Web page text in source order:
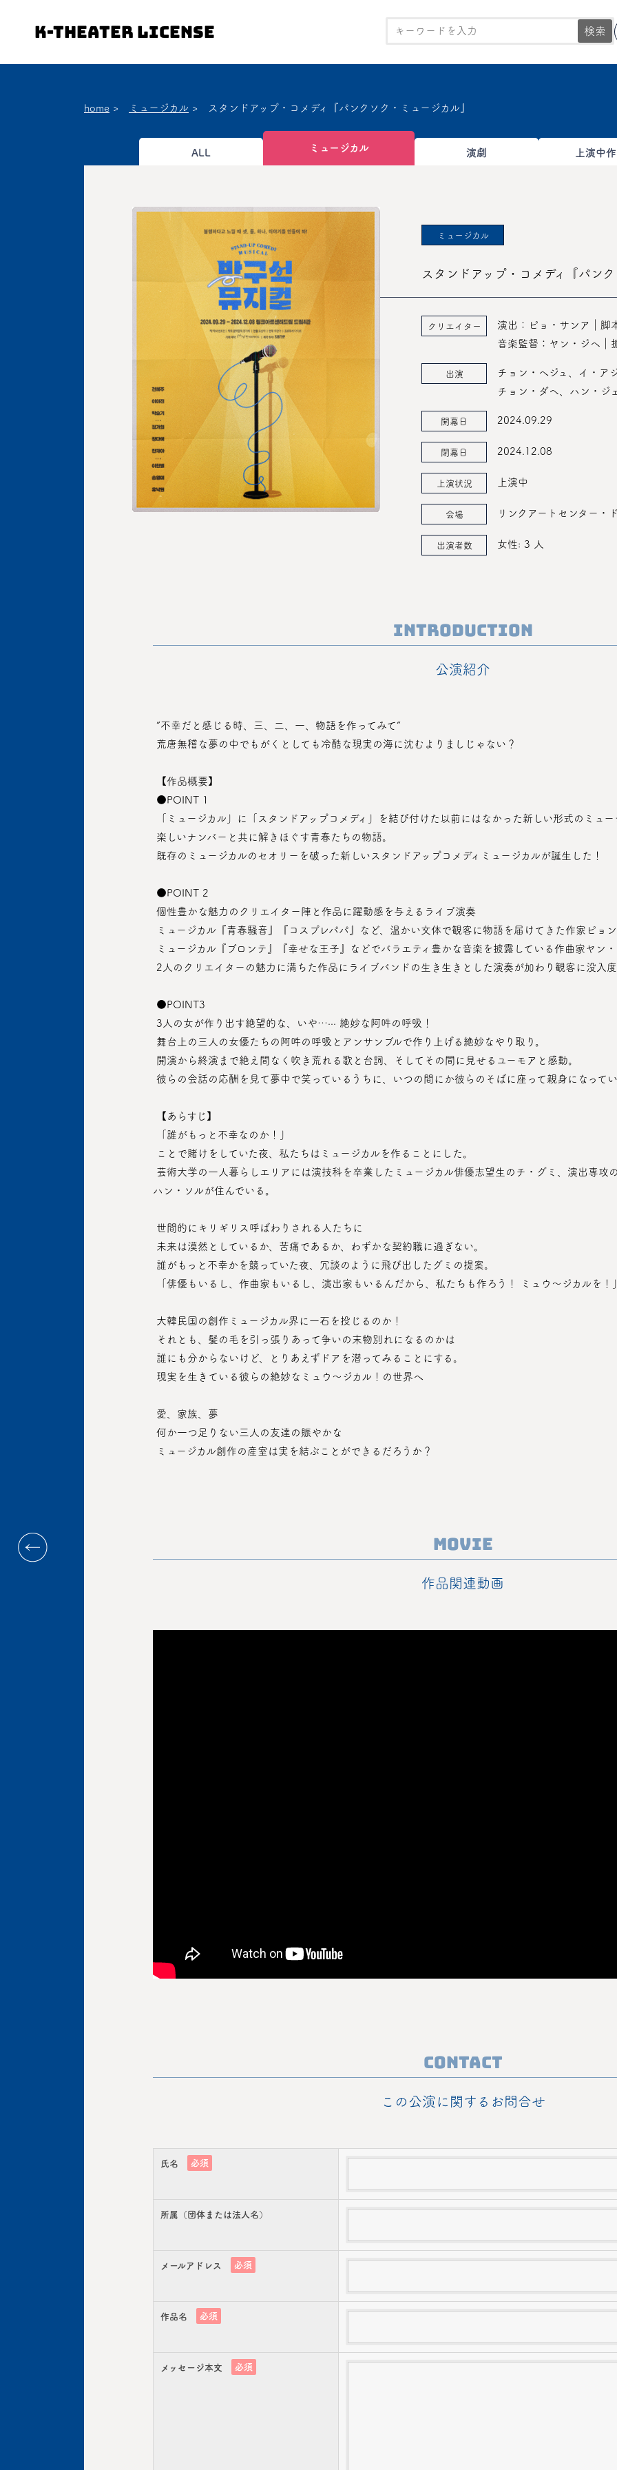
K-Theater License 検索
home > ミュージカル > スタンドアップ・コメディ『パンクソク・ミュージカル』
ALL ミュージカル 演劇 上演中
ミュージカル
スタンドアップ・コメディ『パン
クリエイター
演出：ピョ・サンア｜脚
音楽監督：ヤン・ジヘ｜
出演
チョン・へジュ、イ・ア
チョン・ダヘ、ハン・ジ
開幕日 2024.09.29
閉幕日 2024.12.08
上演状況 上演中
会場 リンクアートセンター・
出演者数 女性: 3 人
Introduction
公演紹介
”不幸だと感じる時、三、二、一、物語を作ってみて”
荒唐無稽な夢の中でもがくとしても冷酷な現実の海に沈むよりましじゃない？
【作品概要】
●POINT 1
「ミュージカル」に「スタンドアップコメディ」を結び付けた以前にはなかった新しい形式のミュー
楽しいナンバーと共に解きほぐす青春たちの物語。
既存のミュージカルのセオリーを破った新しいスタンドアップコメディミュージカルが誕生した！
●POINT 2
個性豊かな魅力のクリエイター陣と作品に躍動感を与えるライブ演奏
ミュージカル『青春騒音』『コスプレパパ』など、温かい文体で観客に物語を届けてきた作家ピョ
ミュージカル『ブロンテ』『幸せな王子』などでバラエティ豊かな音楽を披露している作曲家ヤン
2人のクリエイターの魅力に満ちた作品にライブバンドの生き生きとした演奏が加わり観客に没入
●POINT3
3人の女が作り出す絶望的な、いや…··· 絶妙な阿吽の呼吸！
舞台上の三人の女優たちの阿吽の呼吸とアンサンブルで作り上げる絶妙なやり取り。
開演から終演まで絶え間なく吹き荒れる歌と台詞、そしてその間に見せるユーモアと感動。
彼らの会話の応酬を見て夢中で笑っているうちに、いつの間にか彼らのそばに座って親身になって
【あらすじ】
「誰がもっと不幸なのか！」
ことで賭けをしていた夜、私たちはミュージカルを作ることにした。
ハン・ソルが住んでいる。
世間的にキリギリス呼ばわりされる人たちに
未来は漠然としているか、苦痛であるか、わずかな契約職に過ぎない。
誰がもっと不幸かを競っていた夜、冗談のように飛び出したグミの提案。
「俳優もいるし、作曲家もいるし、演出家もいるんだから、私たちも作ろう！ ミュウ〜ジカルを！
大韓民国の創作ミュージカル界に一石を投じるのか！
それとも、髪の毛を引っ張りあって争いの末物別れになるのかは
誰にも分からないけど、とりあえずドアを潜ってみることにする。
現実を生きている彼らの絶妙なミュウ〜ジカル！の世界へ
愛、家族、夢
何か一つ足りない三人の友達の賑やかな
ミュージカル創作の産室は実を結ぶことができるだろうか？
Movie
作品関連動画
Contact
この公演に関するお問合せ
氏名 必須
所属（団体または法人名）
メールアドレス 必須
作品名 必須
メッセージ本文 必須